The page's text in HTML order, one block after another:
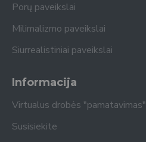
Porų paveikslai
Milimalizmo paveikslai
Siurrealistiniai paveikslai
Informacija
Virtualus drobės "pamatavimas"
Susisiekite